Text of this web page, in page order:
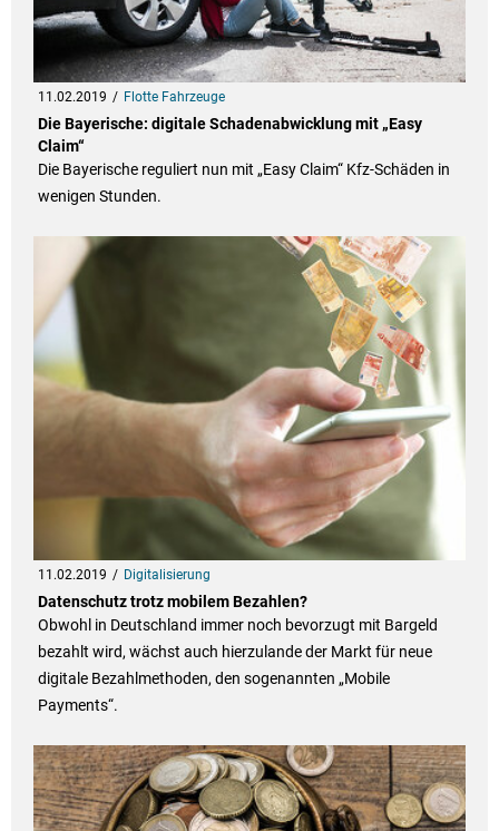
11.02.2019 Flotte Fahrzeuge
Die Bayerische: digitale Schadenabwicklung mit „Easy
Claim“
Die Bayerische reguliert nun mit „Easy Claim“ Kfz-Schäden in
wenigen Stunden.
11.02.2019 Digitalisierung
Datenschutz trotz mobilem Bezahlen?
Obwohl in Deutschland immer noch bevorzugt mit Bargeld
bezahlt wird, wächst auch hierzulande der Markt für neue
digitale Bezahlmethoden, den sogenannten „Mobile
Payments“.